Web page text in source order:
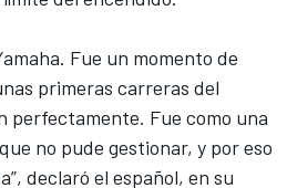
Fue un momento de
primeras carreras del
perfectamente. Fue como una
no pude gestionar, y por eso
declaró el español, en su